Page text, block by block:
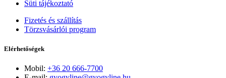
Süti tájékoztató
Fizetés és szállítás
Törzsvásárlói program
Elérhetőségek
Mobil: +36 20 666-7700